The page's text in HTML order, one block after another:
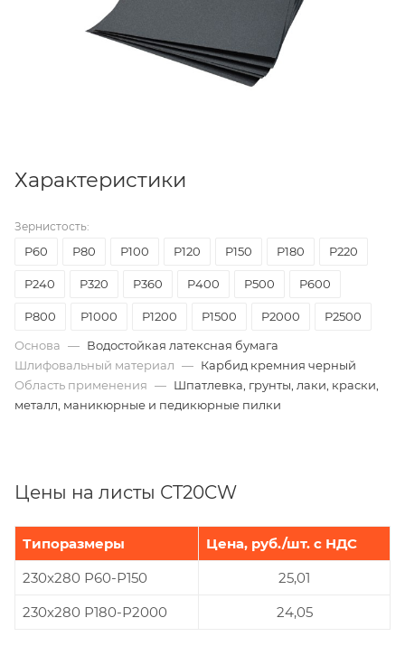
Характеристики
Зернистость:
P60 Р80 Р100 P120 P150 P180 P220
P240 P320 P360 P400 P500 P600
P800 P1000 P1200 P1500 P2000
P2500
Основа — Водостойкая латексная бумага
Шлифовальный материал — Карбид кремния черный
Область применения — Шпатлевка, грунты, лаки, краски,
металл, маникюрные и педикюрные пилки
Цены на листы СT20CW
Типоразмеры
Цена, руб./шт. с НДС
230x280 Р60-Р150
25,01
230x280 Р180-Р2000
24,05